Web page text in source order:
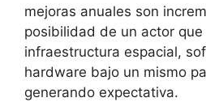
mejoras anuales son
posibilidad de un actor que
infraestructura espacial,
hardware bajo un mismo
generando expectativa.